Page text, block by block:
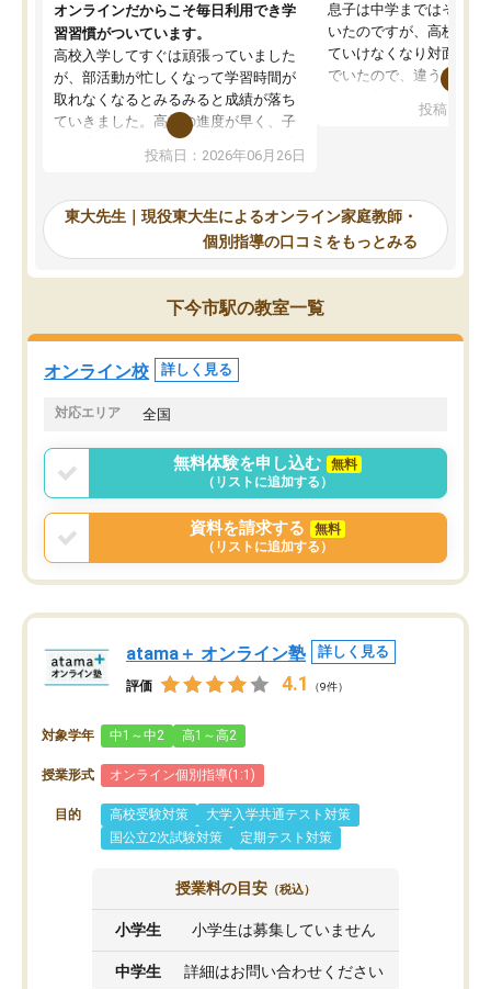
オンラインだからこそ毎日利用でき学
習習慣がついています。
高校入学してすぐは頑張っていました
が、部活動が忙しくなって学習時間が
取れなくなるとみるみると成績が落ち
ていきました。高校の進度が早く、子
供も家に帰って勉強の話すると嫌な反
応を示します。東大先生にお願いして
れるので、親としても安心です。毎日
使える自習室とかもあり、わからない
ところがあれば先生が回答してくれる
のも重宝しています。
投稿日：2026年06月26日
息子は中学まではそこそ
いたのですが、高校に入
ていけなくなり対面の塾
でいたので、違うアプロ
で、当初は模試でD判定
自習室が毎日使えていつ
るのが心強かったよう
謝です。
投稿日：
東大先生｜現役東大生によるオンライン家庭教師・
個別指導の口コミをもっとみる
下今市駅の教室一覧
オンライン校 詳しく見る
対応エリア 全国
無料体験を申し込む
無料
（リストに追加する）
資料を請求する
無料
（リストに追加する）
atama＋ オンライン塾 詳しく見る
評価 4.1 （9件）
対象学年 中1～中2 高1～高2
授業形式 オンライン個別指導(1:1)
目的 高校受験対策
大学入学共通テスト対策
国公立2次試験対策
定期テスト対策
授業料の目安 （税込）
小学生 小学生は募集していません
中学生 詳細はお問い合わせください